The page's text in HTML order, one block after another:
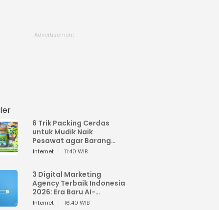
6 Trik Packing Cerdas
untuk Mudik Naik
Pesawat agar Barang
Tidak Over Bagasi
Internet 11:40 WIB
3 Digital Marketing
Agency Terbaik Indonesia
2026: Era Baru AI-
Powered Marketing
Internet 16:40 WIB